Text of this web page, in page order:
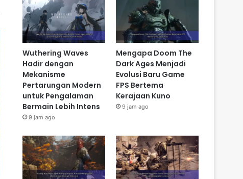
Wuthering Waves
Hadir dengan
Mekanisme
Pertarungan Modern
untuk Pengalaman
Bermain Lebih Intens
9 jam ago
Mengapa Doom The
Dark Ages Menjadi
Evolusi Baru Game
FPS Bertema
Kerajaan Kuno
9 jam ago